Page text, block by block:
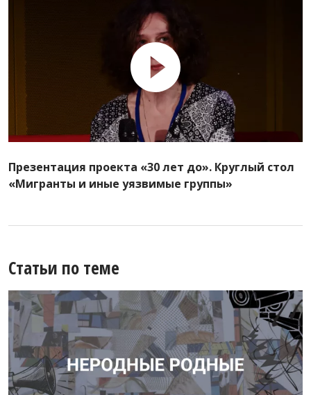
Презентация проекта «30 лет до». Круглый стол
«Мигранты и иные уязвимые группы»
Статьи по теме